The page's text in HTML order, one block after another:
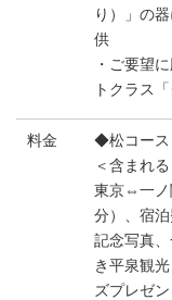
り）」の
供
・ご要望
トクラス
料金
◆松コー
＜含まれ
東京⇔一ノ
分）、宿
記念写真
き平泉観
ズプレゼ